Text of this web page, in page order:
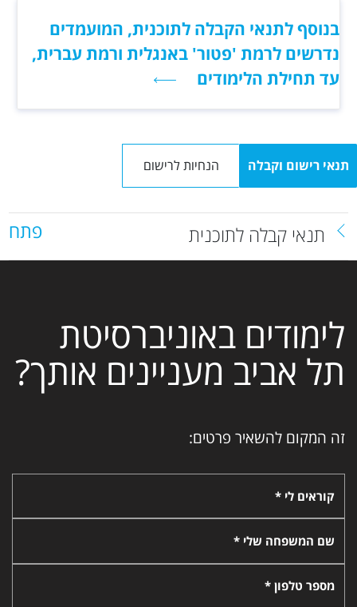
בנוסף לתנאי הקבלה לתוכנית, המועמדים
נדרשים לרמת 'פטור' באנגלית ורמת עברית,
עד תחילת הלימודים
תנאי רישום וקבלה הנחיות לרישום
תנאי קבלה לתוכנית פתח
לימודים באוניברסיטת
תל אביב מעניינים אותך?
זה המקום להשאיר פרטים:
קוראים לי *
שם המשפחה שלי *
מספר טלפון *